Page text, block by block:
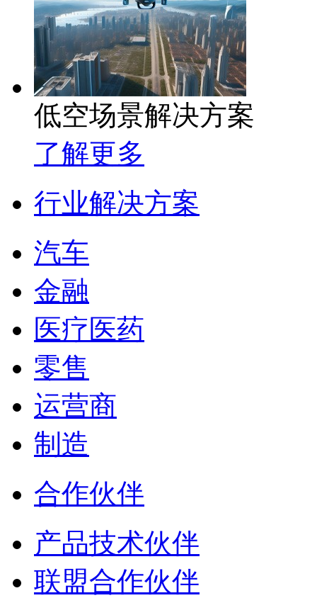
低空场景解决方案
了解更多
行业解决方案
汽车
金融
医疗医药
零售
运营商
制造
合作伙伴
产品技术伙伴
联盟合作伙伴